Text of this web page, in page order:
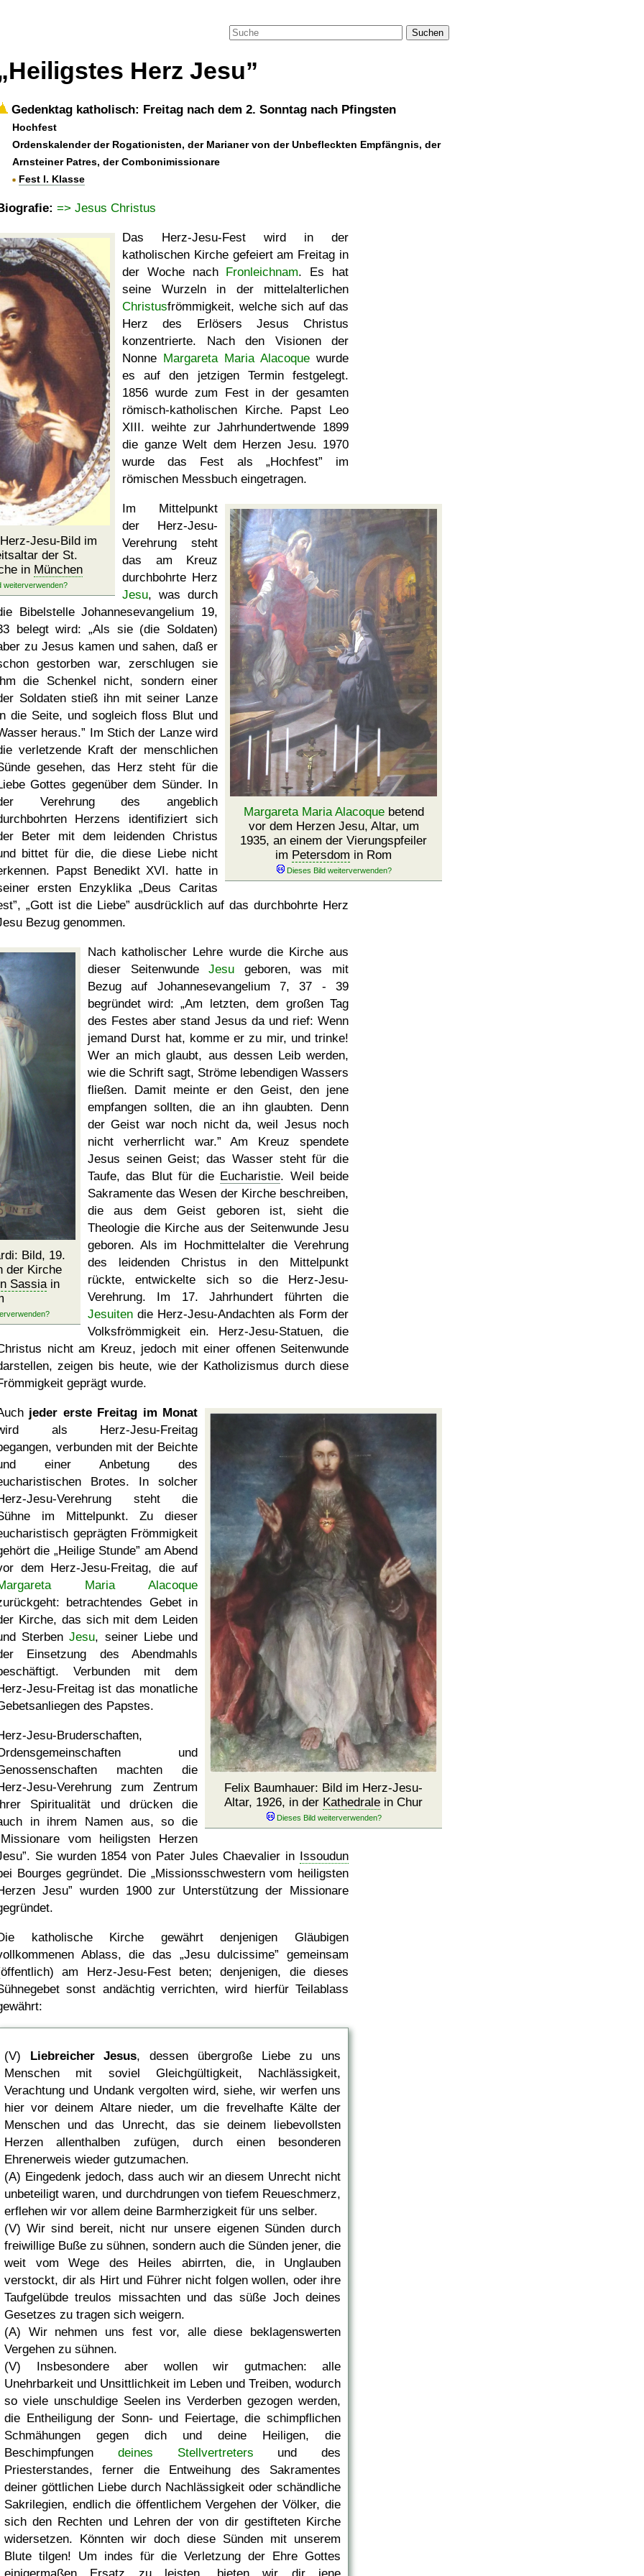
Suchen
Heiligstes Herz Jesu
Gedenktag katholisch: Freitag nach dem 2. Sonntag nach Pfingsten
Hochfest
Ordenskalender der Rogationisten, der Marianer von der Unbefleckten Empfängnis, der
Arnsteiner Patres, der Combonimissionare
Fest I. Klasse
=> Jesus Christus
Jesu-Bild im
der St.
in München
Das Herz-Jesu-Fest wird in der
katholischen Kirche gefeiert am Freitag in
der Woche nach Fronleichnam. Es hat
seine Wurzeln in der mittelalterlichen
Christusfrömmigkeit, welche sich auf das
Herz des Erlösers Jesus Christus
konzentrierte. Nach den Visionen der
Nonne Margareta Maria Alacoque wurde
es auf den jetzigen Termin festgelegt.
1856 wurde zum Fest in der gesamten
römisch-katholischen Kirche. Papst Leo
XIII. weihte zur Jahrhundertwende 1899
die ganze Welt dem Herzen Jesu. 1970
wurde das Fest als
Hochfest
im
römischen Messbuch eingetragen.
Margareta Maria Alacoquebetend
vor dem Herzen Jesu, Altar, um
1935, an einem der Vierungspfeiler
im Petersdom in Rom
Im Mittelpunkt
der Herz-Jesu-
Verehrung steht
das am Kreuz
durchbohrte Herz
Jesu, was durch
Bibelstelle Johannesevangelium 19,
belegt wird:
Als sie (die Soldaten)
zu Jesus kamen und sahen, daß er
gestorben war, zerschlugen sie
die Schenkel nicht, sondern einer
Soldaten stieß ihn mit seiner Lanze
die Seite, und sogleich floss Blut und
heraus.
Im Stich der Lanze wird
verletzende Kraft der menschlichen
gesehen, das Herz steht für die
Gottes gegenüber dem Sünder. In
Verehrung des angeblich
Herzens identifiziert sich
Beter mit dem leidenden Christus
bittet für die, die diese Liebe nicht
Papst Benedikt XVI. hatte in
ersten Enzyklika Deus Caritas
, Gott ist die Liebe
ausdrücklich auf das durchbohrte Herz
Bezug genommen.
Bild, 19.
der Kirche
Sassiain
Nach katholischer Lehre wurde die Kirche aus
dieser SeitenwundeJesu geboren, was mit
Bezug auf Johannesevangelium 7, 37 - 39
begründet wird:
Am letzten, dem großen Tag
des Festes aber stand Jesus da und rief: Wenn
jemand Durst hat, komme er zu mir, und trinke!
Wer an mich glaubt, aus dessen Leib werden,
wie die Schrift sagt, Ströme lebendigen Wassers
fließen. Damit meinte er den Geist, den jene
empfangen sollten, die an ihn glaubten. Denn
der Geist war noch nicht da, weil Jesus noch
nicht verherrlicht war.
Am Kreuz spendete
Jesus seinen Geist; das Wasser steht für die
Taufe, das Blut für die Eucharistie. Weil beide
Sakramente das Wesen der Kirche beschreiben,
die aus dem Geist geboren ist, sieht die
Theologie die Kirche aus der Seitenwunde Jesu
geboren. Als im Hochmittelalter die Verehrung
des leidenden Christus in den Mittelpunkt
rückte, entwickelte sich so die Herz-Jesu-
Verehrung. Im 17. Jahrhundert führten die
Jesuiten die Herz-Jesu-Andachten als Form der
Volksfrömmigkeit ein. Herz-Jesu-Statuen, die
nicht am Kreuz, jedoch mit einer offenen Seitenwunde
zeigen bis heute, wie der Katholizismus durch diese
geprägt wurde.
Felix Baumhauer: Bild im Herz-Jesu-
Altar, 1926, in der Kathedrale in Chur
jeder erste Freitag im Monat
als Herz-Jesu-Freitag
verbunden mit der Beichte
einer Anbetung des
Brotes. In solcher
Jesu-Verehrung steht die
im Mittelpunkt. Zu dieser
geprägten Frömmigkeit
die
Heilige Stunde
am Abend
dem Herz-Jesu-Freitag, die auf
Maria Alacoque
betrachtendes Gebet in
Kirche, das sich mit dem Leiden
SterbenJesu, seiner Liebe und
Einsetzung des Abendmahls
Verbunden mit dem
Jesu-Freitag ist das monatliche
des Papstes.
Jesu-Bruderschaften,
und
machten die
Jesu-Verehrung zum Zentrum
Spiritualität und drücken die
in ihrem Namen aus, so die
Missionare vom heiligsten Herzen
. Sie wurden 1854 von Pater Jules Chaevalier in Issoudun
Bourges gegründet. Die
Missionsschwestern vom heiligsten
Jesu
wurden 1900 zur Unterstützung der Missionare
katholische Kirche gewährt denjenigen Gläubigen
Ablass, die das
Jesu dulcissime
gemeinsam
am Herz-Jesu-Fest beten; denjenigen, die dieses
sonst andächtig verrichten, wird hierfür Teilablass
(V) Liebreicher Jesus, dessen übergroße Liebe zu uns
Menschen mit soviel Gleichgültigkeit, Nachlässigkeit,
Verachtung und Undank vergolten wird, siehe, wir werfen uns
hier vor deinem Altare nieder, um die frevelhafte Kälte der
Menschen und das Unrecht, das sie deinem liebevollsten
Herzen allenthalben zufügen, durch einen besonderen
Ehrenerweis wieder gutzumachen.
(A) Eingedenk jedoch, dass auch wir an diesem Unrecht nicht
unbeteiligt waren, und durchdrungen von tiefem Reueschmerz,
erflehen wir vor allem deine Barmherzigkeit für uns selber.
(V) Wir sind bereit, nicht nur unsere eigenen Sünden durch
freiwillige Buße zu sühnen, sondern auch die Sünden jener, die
weit vom Wege des Heiles abirrten, die, in Unglauben
verstockt, dir als Hirt und Führer nicht folgen wollen, oder ihre
Taufgelübde treulos missachten und das süße Joch deines
Gesetzes zu tragen sich weigern.
(A) Wir nehmen uns fest vor, alle diese beklagenswerten
Vergehen zu sühnen.
(V) Insbesondere aber wollen wir gutmachen: alle
Unehrbarkeit und Unsittlichkeit im Leben und Treiben, wodurch
so viele unschuldige Seelen ins Verderben gezogen werden,
die Entheiligung der Sonn- und Feiertage, die schimpflichen
Schmähungen gegen dich und deine Heiligen, die
Beschimpfungen deines Stellvertreters und des
Priesterstandes, ferner die Entweihung des Sakramentes
deiner göttlichen Liebe durch Nachlässigkeit oder schändliche
Sakrilegien, endlich die öffentlichem Vergehen der Völker, die
sich den Rechten und Lehren der von dir gestifteten Kirche
widersetzen. Könnten wir doch diese Sünden mit unserem
Blute tilgen! Um indes für die Verletzung der Ehre Gottes